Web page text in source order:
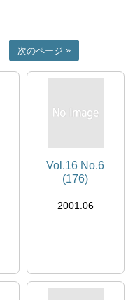
次のページ
Vol.16 No.6
(176)
2001.06